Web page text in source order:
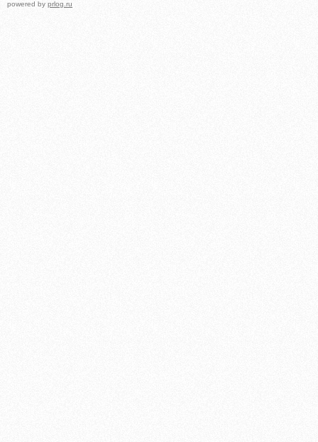
powered by prlog.ru